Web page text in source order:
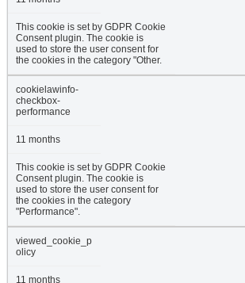
This cookie is set by GDPR Cookie
Consent plugin. The cookie is
used to store the user consent for
the cookies in the category "Other.
cookielawinfo-
checkbox-
performance
11 months
This cookie is set by GDPR Cookie
Consent plugin. The cookie is
used to store the user consent for
the cookies in the category
"Performance".
viewed_cookie_p
olicy
11 months